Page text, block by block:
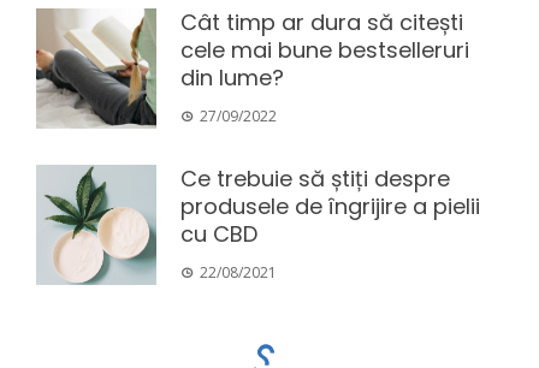
Cât timp ar dura să citești
cele mai bune bestselleruri
din lume?
27/09/2022
Ce trebuie să știți despre
produsele de îngrijire a pielii
cu CBD
22/08/2021